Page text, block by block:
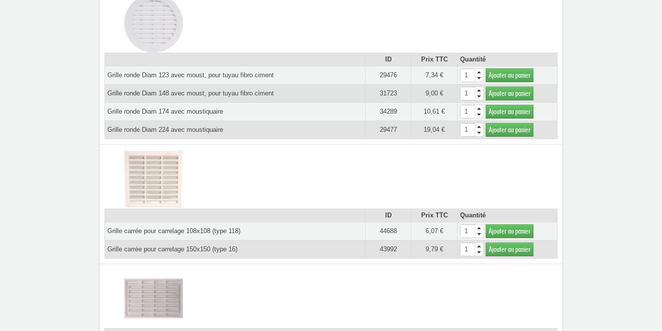
ID Prix TTC Quantité
Grille ronde Diam 123 avec moust, pour tuyau fibro ciment 29476 7,34 € Ajouter au panier
Grille ronde Diam 148 avec moust, pour tuyau fibro ciment 31723 9,00 € Ajouter au panier
Grille ronde Diam 174 avec moustiquaire 34289 10,61 € Ajouter au panier
Grille ronde Diam 224 avec moustiquaire 29477 19,04 € Ajouter au panier
ID Prix TTC Quantité
Grille carrée pour carrelage 108x108 (type 118) 44688 6,07 € Ajouter au panier
Grille carrée pour carrelage 150x150 (type 16) 43992 9,79 € Ajouter au panier